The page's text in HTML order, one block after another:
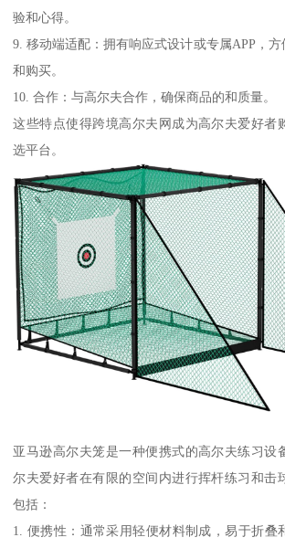
验和心得。
9. 移动端适配：拥有响应式设计或专属APP，
和购买。
10. 合作：与高尔夫合作，确保商品的和质量。
这些特点使得跨境高尔夫网成为高尔夫爱好者
选平台。
亚马逊高尔夫笼是一种便携式的高尔夫练习设
尔夫爱好者在有限的空间内进行挥杆练习和击
包括：
1. 便携性：通常采用轻便材料制成，易于折叠